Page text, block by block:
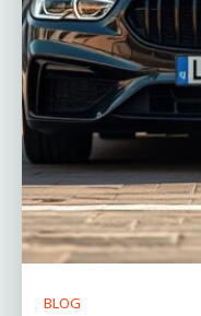
BLOG